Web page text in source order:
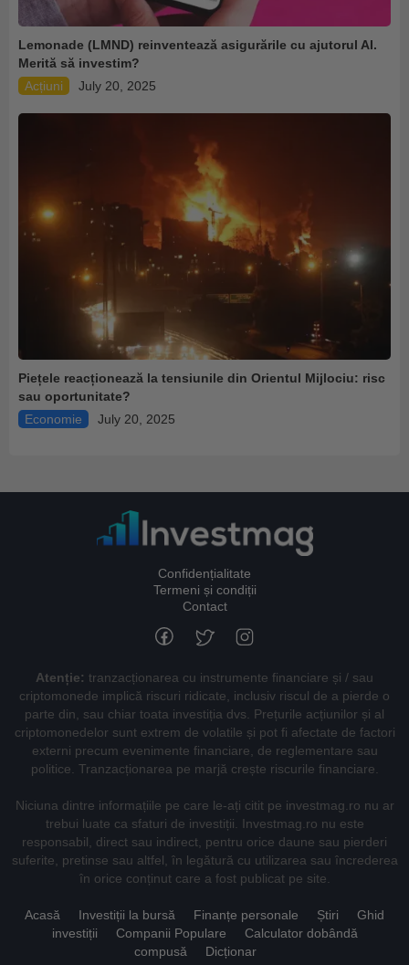
Lemonade (LMND) reinventează asigurările cu ajutorul AI.
Merită să investim?
Acțiuni
July 20, 2025
Piețele reacționează la tensiunile din Orientul Mijlociu: risc
sau oportunitate?
Economie
July 20, 2025
Confidențialitate
Termeni și condiții
Contact
Atenție: tranzacționarea cu instrumente financiare și / sau
criptomonede implică riscuri ridicate, inclusiv riscul de a pierde o
parte din, sau chiar toata investiția dvs. Prețurile acțiunilor și al
criptomonedelor sunt extrem de volatile și pot fi afectate de factori
externi precum evenimente financiare, de reglementare sau
politice. Tranzacționarea pe marjă crește riscurile financiare.
Niciuna dintre informațiile pe care le-ați citit pe investmag.ro nu ar
trebui luate ca sfaturi de investiții. Investmag.ro nu este
responsabil, direct sau indirect, pentru orice daune sau pierderi
suferite, pretinse sau altfel, în legătură cu utilizarea sau încrederea
în orice conținut care a fost publicat pe site.
Acasă Investiții la bursă Finanțe personale Știri
Ghid
investiții
Companii Populare
Calculator dobândă
compusă
Dicționar